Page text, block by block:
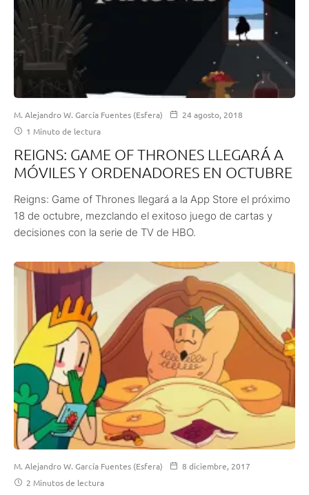
M. Alejandro W. García Fuentes (Esfera)
24 agosto, 2018
1 Minuto de lectura
REIGNS: GAME OF THRONES LLEGARÁ A
MÓVILES Y ORDENADORES EN OCTUBRE
Reigns: Game of Thrones llegará a la App Store el próximo
18 de octubre, mezclando el exitoso juego de cartas y
decisiones con la serie de TV de HBO.
M. Alejandro W. García Fuentes (Esfera)
8 diciembre, 2017
2 Minutos de lectura